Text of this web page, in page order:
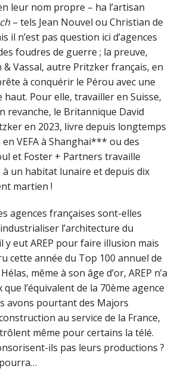
leur nom propre – ha l’artisan
– tels Jean Nouvel ou Christian de
il n’est pas question ici d’agences
foudres de guerre ; la preuve,
& Vassal, autre Pritzker français, en
à conquérir le Pérou avec une
haut. Pour elle, travailler en Suisse,
revanche, le Britannique David
en 2023, livre depuis longtemps
en VEFA à Shanghai*** ou des
et Foster + Partners travaille
un habitat lunaire et depuis dix
martien !
agences françaises sont-elles
l’architecture du
y eut AREP pour faire illusion mais
cette année du Top 100 annuel de
Hélas, même à son âge d’or, AREP n’a
l’équivalent de la 70ème agence
avons pourtant des Majors
au service de la France,
même pour certains la télé.
ils pas leurs productions ?